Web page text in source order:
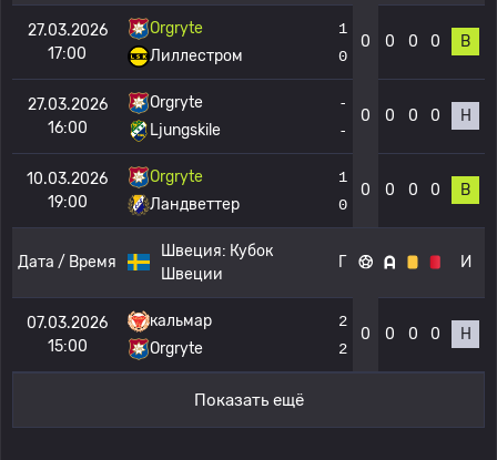
27.03.2026
17:00
Orgryte
Лиллестром
1
0
0 0 0 0 В
27.03.2026
16:00
Orgryte
Ljungskile
-
-
0 0 0 0 Н
10.03.2026
19:00
Orgryte
Ландветтер
1
0
0 0 0 0 В
Дата / Время
Швеция: Кубок
Швеции
Г И
07.03.2026
15:00
кальмар
Orgryte
2
2
0 0 0 0 Н
Показать ещё